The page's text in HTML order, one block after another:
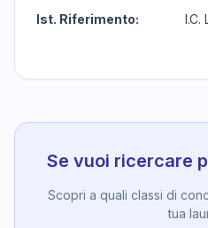
Ist. Riferimento: I.C.
Se vuoi ricercare
Scopri a quali classi di
tua